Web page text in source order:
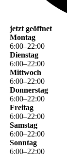
jetzt geöffnet
Montag
6:00–22:00
Dienstag
6:00–22:00
Mittwoch
6:00–22:00
Donnerstag
6:00–22:00
Freitag
6:00–22:00
Samstag
6:00–22:00
Sonntag
6:00–22:00